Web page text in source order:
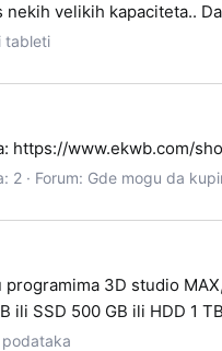
velikih kapaciteta..
tableti
https://www.ekwb.com/
2 Forum: Gde mogu da
3D studio
ili SSD 500 GB ili HDD 1